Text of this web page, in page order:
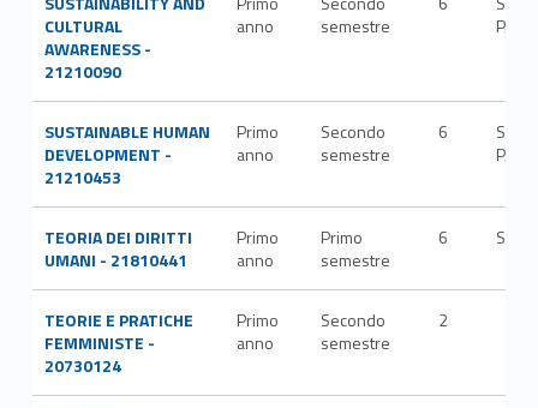
CULTURAL
AWARENESS -
21210090
anno
semestre
P/08
SUSTAINABLE HUMAN
DEVELOPMENT -
21210453
Primo
anno
Secondo
semestre
6
SECS-
P/02
TEORIA DEI DIRITTI
UMANI - 21810441
Primo
anno
Primo
semestre
6 SPS/
TEORIE E PRATICHE
FEMMINISTE -
20730124
Primo
anno
Secondo
semestre
2